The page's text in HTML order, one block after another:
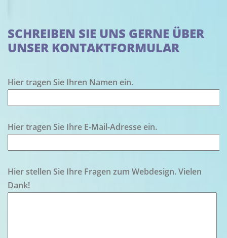
SCHREIBEN SIE UNS GERNE ÜBER
UNSER KONTAKTFORMULAR
Hier tragen Sie Ihren Namen ein.
Hier tragen Sie Ihre E-Mail-Adresse ein.
Hier stellen Sie Ihre Fragen zum Webdesign. Vielen
Dank!